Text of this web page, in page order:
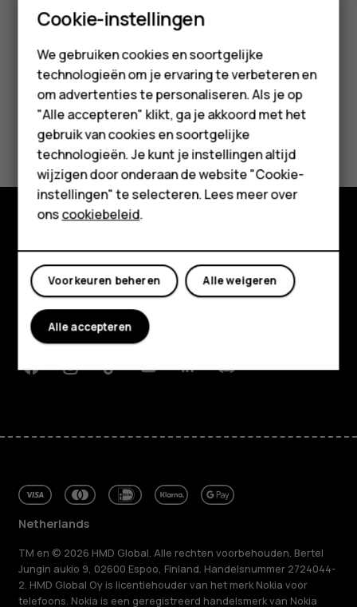
Smartphones
Feature phones
Accessoires
HMD Terra M
Voor bedrijven
Tablets
Shop
Mijn account
gebruikt.
Was deze informatie nuttig?
Ja Nee
Over ons
Planet and people
Klantenservice
FacebookInstagram
TiktokYoutubeLinkedinDiscord
Netherlands
TM en © 2026 HMD Global. Alle rechten voorbehouden. Bertel
Jungin aukio 9, 02600 Espoo, Finland. Handelsnummer 2724044-
2. HMD Global Oy is licentiehouder van het merk Nokia voor
telefoons. Nokia is een geregistreerd handelsmerk van Nokia
Cookie-instellingen
We gebruiken cookies en soortgelijke
technologieën om je ervaring te verbeteren en
om advertenties te personaliseren. Als je op
"Alle accepteren" klikt, ga je akkoord met het
gebruik van cookies en soortgelijke
technologieën. Je kunt je instellingen altijd
wijzigen door onderaan de website "Cookie-
instellingen" te selecteren. Lees meer over
onscookiebeleid.
Alle weigeren
Voorkeuren beheren
Alle accepteren